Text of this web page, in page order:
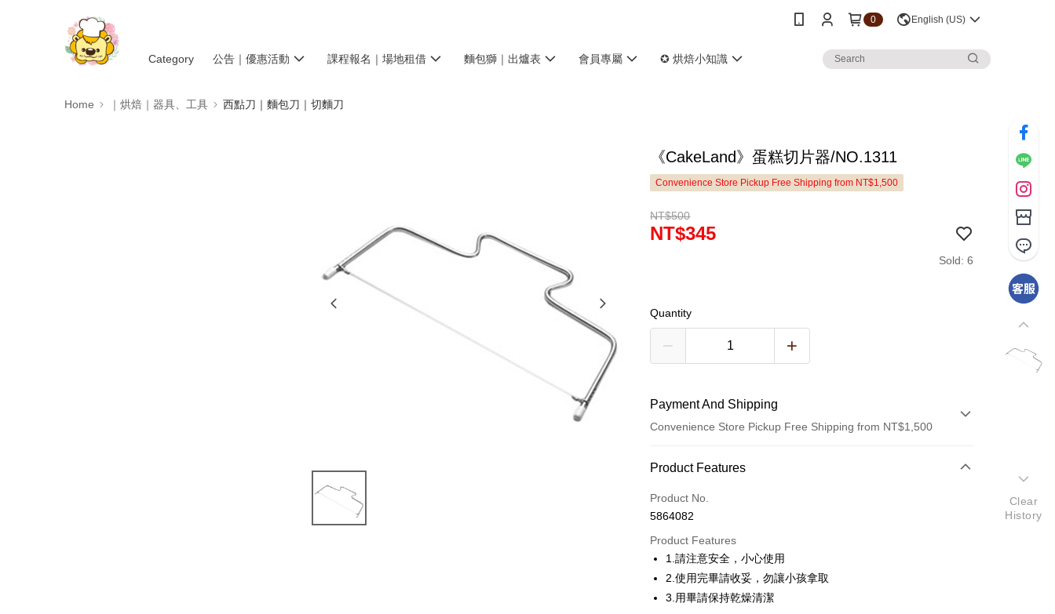
0 English (US)
Category 公告｜優惠活動 課程報名｜場地租借 麵包獅｜出爐表 會員專屬 ✪ 烘焙小知識
Home ｜烘焙｜器具、工具 西點刀｜麵包刀｜切麵刀
《CakeLand》蛋糕切片器/NO.1311
Convenience Store Pickup Free Shipping from NT$1,500
NT$500
NT$345
Sold: 6
Quantity
Payment And Shipping
Convenience Store Pickup Free Shipping from NT$1,500
Payment Method
Credit Card (Full Payment)
LINE Pay
Apple Pay
Easy Wallet
Product Features
Product No.
5864082
Product Features
1.請注意安全，小心使用
2.使用完畢請收妥，勿讓小孩拿取
3.用畢請保持乾燥清潔
Clear
History